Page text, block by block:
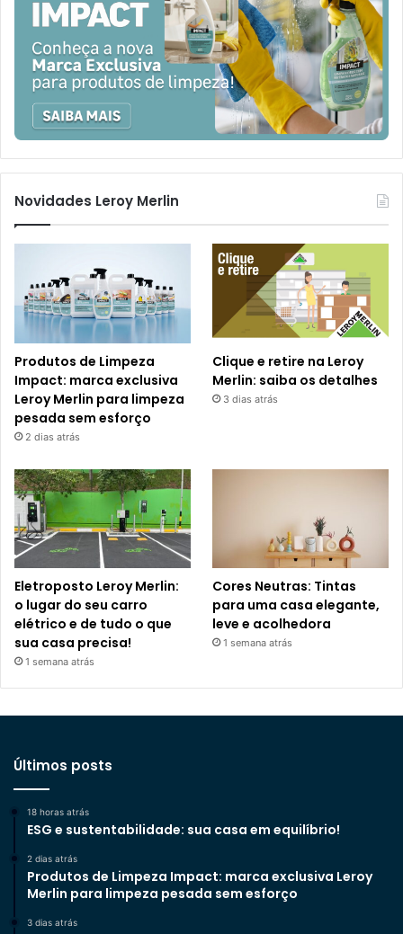
Novidades Leroy Merlin
Produtos de Limpeza
Impact: marca exclusiva
Leroy Merlin para limpeza
pesada sem esforço
2 dias atrás
Clique e retire na Leroy
Merlin: saiba os detalhes
3 dias atrás
Eletroposto Leroy Merlin:
o lugar do seu carro
elétrico e de tudo o que
sua casa precisa!
1 semana atrás
Cores Neutras: Tintas
para uma casa elegante,
leve e acolhedora
1 semana atrás
Últimos posts
18 horas atrás
ESG e sustentabilidade: sua casa em equilíbrio!
2 dias atrás
Produtos de Limpeza Impact: marca exclusiva Leroy
Merlin para limpeza pesada sem esforço
3 dias atrás